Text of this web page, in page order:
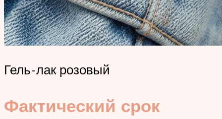
Гель-лак розовый
Фактический срок